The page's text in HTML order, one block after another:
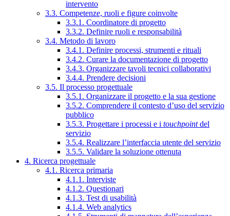
intervento
3.3. Competenze, ruoli e figure coinvolte
3.3.1. Coordinatore di progetto
3.3.2. Definire ruoli e responsabilità
3.4. Metodo di lavoro
3.4.1. Definire processi, strumenti e rituali
3.4.2. Curare la documentazione di progetto
3.4.3. Organizzare tavoli tecnici collaborativi
3.4.4. Prendere decisioni
3.5. Il processo progettuale
3.5.1. Organizzare il progetto e la sua gestione
3.5.2. Comprendere il contesto d’uso del servizio
pubblico
3.5.3. Progettare i processi e i touchpointdel
servizio
3.5.4. Realizzare l’interfaccia utente del servizio
3.5.5. Validare la soluzione ottenuta
4. Ricerca progettuale
4.1. Ricerca primaria
4.1.1. Interviste
4.1.2. Questionari
4.1.3. Test di usabilità
4.1.4. Web analytics